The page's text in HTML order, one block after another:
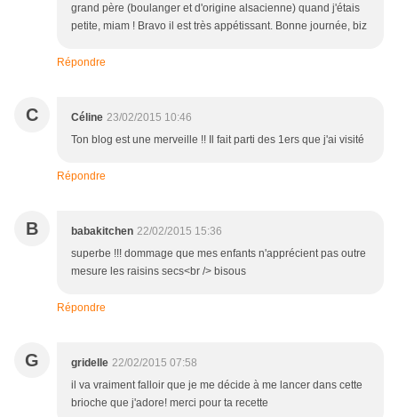
grand père (boulanger et d'origine alsacienne) quand j'étais
petite, miam ! Bravo il est très appétissant. Bonne journée, biz
Répondre
C Céline 23/02/2015 10:46
Ton blog est une merveille !! Il fait parti des 1ers que j'ai visité
Répondre
B babakitchen 22/02/2015 15:36
superbe !!! dommage que mes enfants n'apprécient pas outre
mesure les raisins secs<br /> bisous
Répondre
G gridelle 22/02/2015 07:58
il va vraiment falloir que je me décide à me lancer dans cette
brioche que j'adore! merci pour ta recette